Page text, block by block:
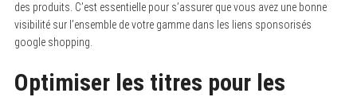
des produits. C’est essentielle pour s’assurer que vous avez une bonne
visibilité sur l’ensemble de votre gamme dans les liens sponsorisés
google shopping.
Optimiser les titres pour les